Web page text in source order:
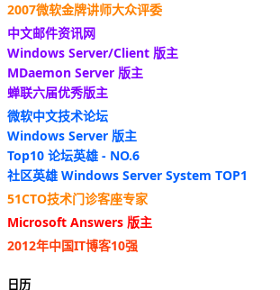
2007微软金牌讲师大众评委
中文邮件资讯网
Windows Server/Client 版主
MDaemon Server 版主
蝉联六届优秀版主
微软中文技术论坛
Windows Server 版主
Top10 论坛英雄 - NO.6
社区英雄 Windows Server System TOP1
51CTO技术门诊客座专家
Microsoft Answers 版主
2012年中国IT博客10强
日历